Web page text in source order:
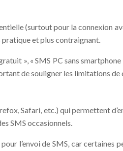
(surtout pour la connexion
pratique et plus contraignant.
», « SMS PC sans smartphone
de souligner les limitations de
Safari, etc.) qui permettent
SMS occasionnels.
l’envoi de SMS, car certaines